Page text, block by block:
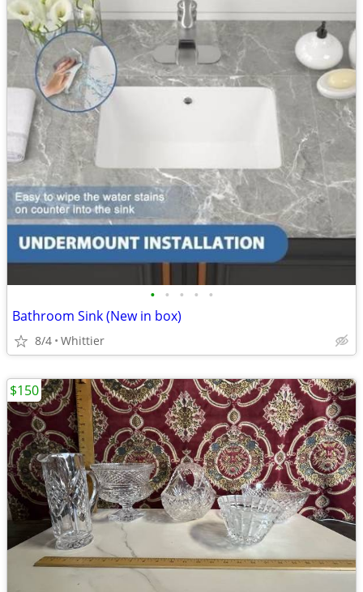
• • • • •
Bathroom Sink (New in box)
8/4 Whittier
$150